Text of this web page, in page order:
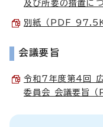
及び所要の措置に
別紙 （PDF
会議要旨
令和7年度第4回
委員会 会議要旨